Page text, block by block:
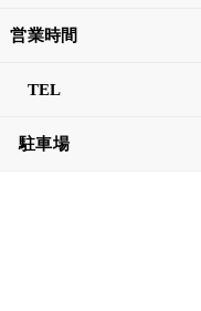
営業時間
TEL
駐車場